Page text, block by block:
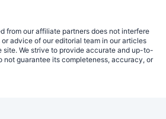
from our affiliate partners does not interfere
advice of our editorial team in our articles
site. We strive to provide accurate and up-to-
not guarantee its completeness, accuracy, or